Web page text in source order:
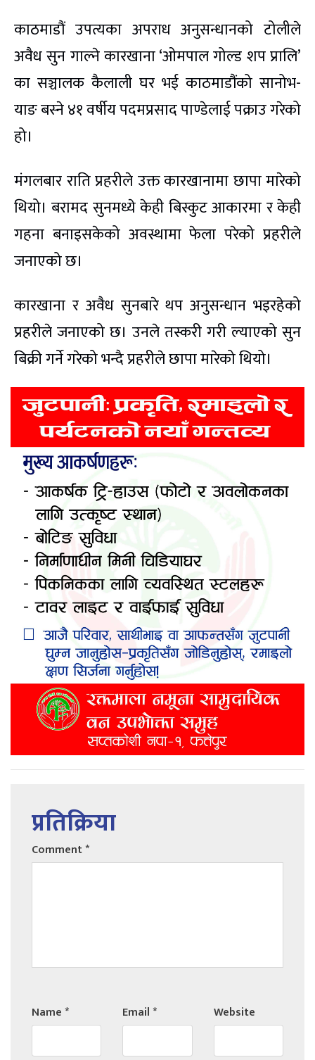
काठमाडौं उपत्यका अपराध अनुसन्धानको टोलीले
अवैध सुन गाल्ने कारखाना ‘ओमपाल गोल्ड शप प्रालि’
का सञ्चालक कैलाली घर भई काठमाडौंको सानोभ-
याङ बस्ने ४१ वर्षीय पदमप्रसाद पाण्डेलाई पक्राउ गरेको
हो।
मंगलबार राति प्रहरीले उक्त कारखानामा छापा मारेको
थियो। बरामद सुनमध्ये केही बिस्कुट आकारमा र केही
गहना बनाइसकेको अवस्थामा फेला परेको प्रहरीले
जनाएको छ।
कारखाना र अवैध सुनबारे थप अनुसन्धान भइरहेको
प्रहरीले जनाएको छ। उनले तस्करी गरी ल्याएको सुन
बिक्री गर्ने गरेको भन्दै प्रहरीले छापा मारेको थियो।
प्रतिक्रिया
Comment*
Name* Email* Website